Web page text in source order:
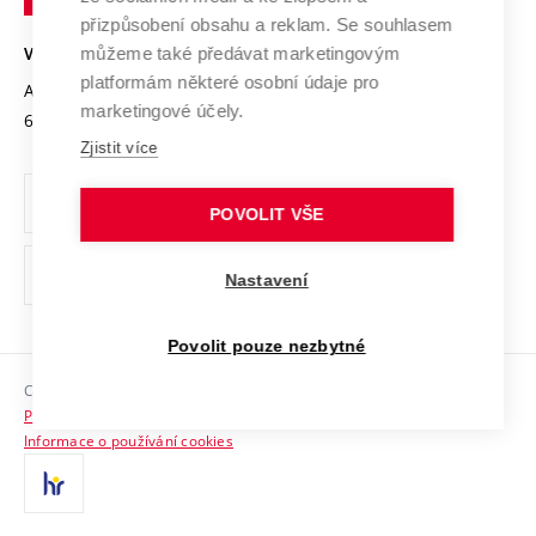
Open Science
Projekty
Projekty ze strukturálních fondů
Specifický výzkum
Univerzitní sítě
Bezpečná univerzita
Vyznamenání
Organizační struktura
Ochrana osobních údajů
odkaz)
Sociální bezpečí
HR Award
Kontakty
VYSOKÉ UČENÍ TECHNICKÉ V BRNĚ
Antonínská 548/1
602 00 Brno
www.vut.cz
vut@vutbr.cz
Copyright © 2026 VUT
Prohlášení o přístupnosti
Informace o používání cookies
přizpůsobení obsahu a reklam. Se souhlasem
můžeme také předávat marketingovým
platformám některé osobní údaje pro
marketingové účely.
Zjistit více
POVOLIT VŠE
Nastavení
Povolit pouze nezbytné